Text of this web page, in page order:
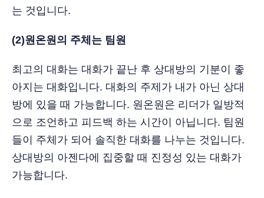
는 것입니다.
(2)원온원의 주체는 팀원
최고의 대화는 대화가 끝난 후 상대방의 기분이 좋
아지는 대화입니다. 대화의 주제가 내가 아닌 상대
방에 있을 때 가능합니다. 원온원은 리더가 일방적
으로 조언하고 피드백 하는 시간이 아닙니다. 팀원
들이 주체가 되어 솔직한 대화를 나누는 것입니다.
상대방의 아젠다에 집중할 때 진정성 있는 대화가
가능합니다.